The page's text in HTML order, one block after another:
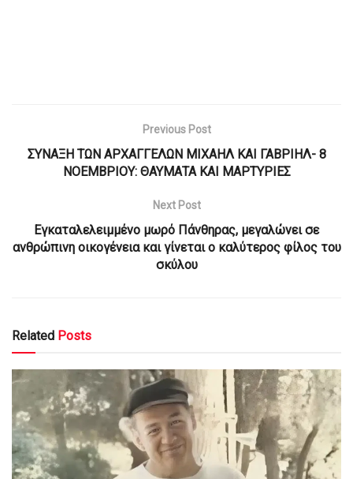
Previous Post
ΣΥΝΑΞΗ ΤΩΝ ΑΡΧΑΓΓΕΛΩΝ ΜΙΧΑΗΛ ΚΑΙ ΓΑΒΡΙΗΛ- 8
ΝΟΕΜΒΡΙΟΥ: ΘΑΥΜΑΤΑ ΚΑΙ ΜΑΡΤΥΡΙΕΣ
Next Post
Εγκαταλελειμμένο μωρό Πάνθηρας, μεγαλώνει σε
ανθρώπινη οικογένεια και γίνεται ο καλύτερος φίλος του
σκύλου
Related Posts